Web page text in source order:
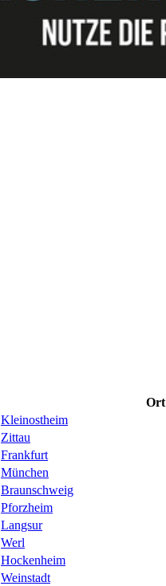
Ort
Kleinostheim
Zittau
Frankfurt
München
Braunschweig
Pforzheim
Langsur
Werl
Hockenheim
Weinstadt